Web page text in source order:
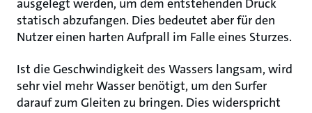
ausgelegt werden, um dem entstehenden Druck
statisch abzufangen. Dies bedeutet aber für den
Nutzer einen harten Aufprall im Falle eines Sturzes.
Ist die Geschwindigkeit des Wassers langsam, wird
sehr viel mehr Wasser benötigt, um den Surfer
darauf zum Gleiten zu bringen. Dies widerspricht